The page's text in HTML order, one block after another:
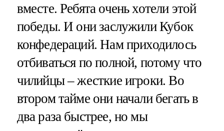
вместе. Ребята очень хотели этой
победы. И они заслужили Кубок
конфедераций. Нам приходилось
отбиваться по полной, потому что
чилийцы – жесткие игроки. Во
втором тайме они начали бегать в
два раза быстрее, но мы